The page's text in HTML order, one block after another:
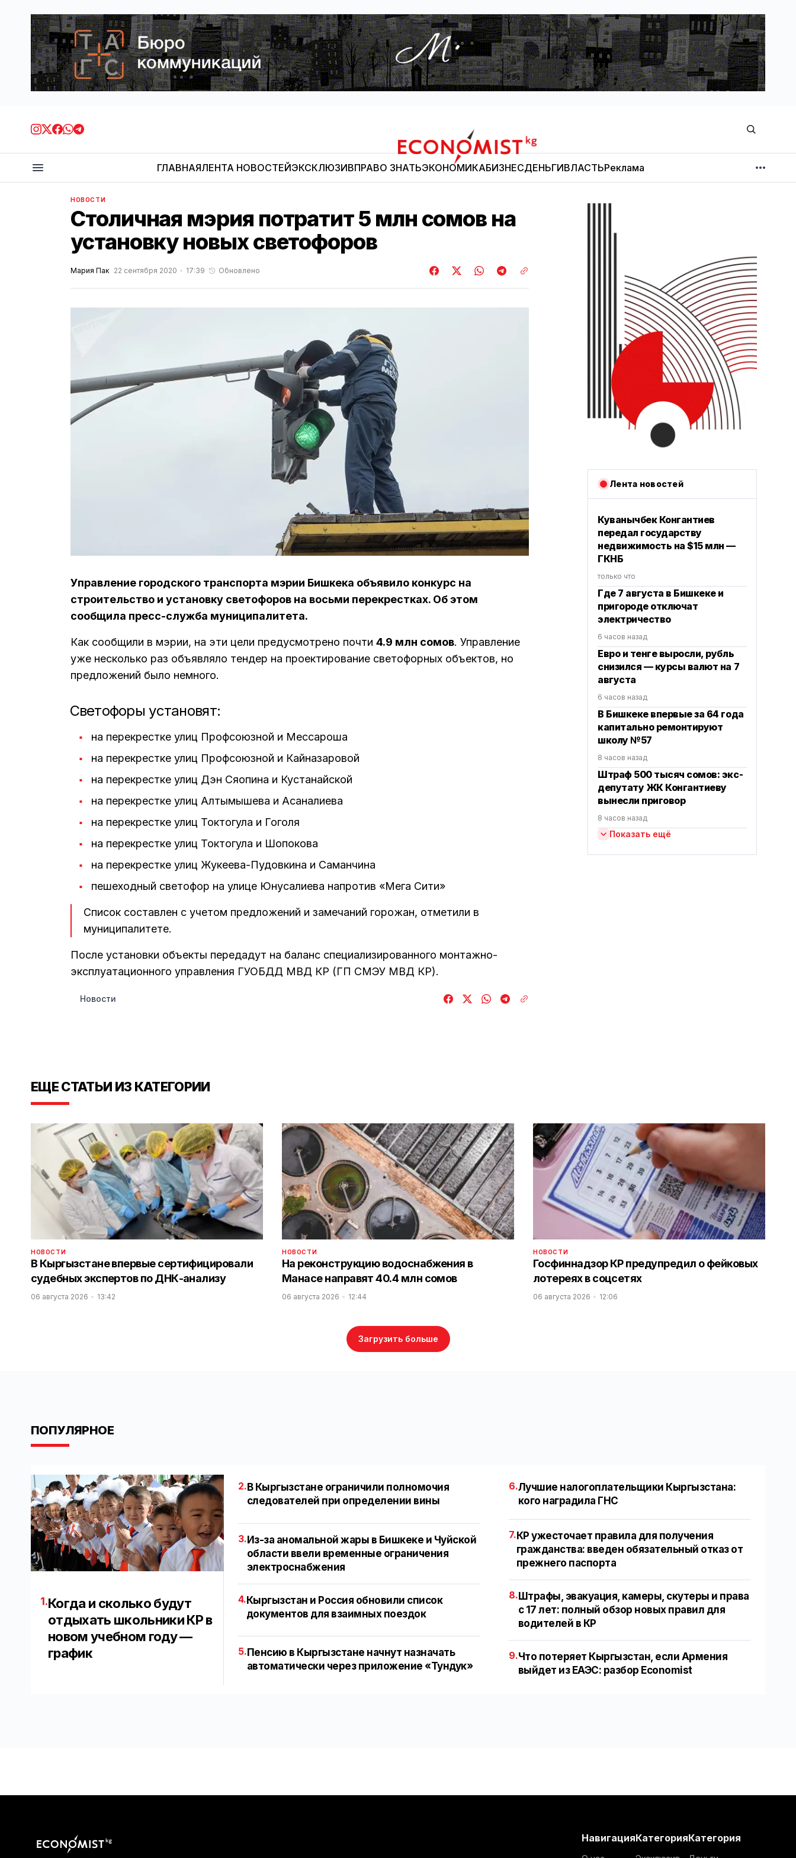
Economist.kg
ГЛАВНАЯЛЕНТА НОВОСТЕЙЭКСКЛЮЗИВПРАВО ЗНАТЬЭКОНОМИКАБИЗНЕСДЕНЬГИВЛАСТЬРеклама
МНЕНИЕ
НОВОСТИ
Столичная мэрия потратит 5 млн сомов на
установку новых светофоров
Мария Пак 22 сентября 2020 17:39 Обновлено
Управление городского транспорта мэрии Бишкека объявило конкурс на
строительство и установку светофоров на восьми перекрестках. Об этом
сообщила пресс-служба муниципалитета.
Как сообщили в мэрии, на эти цели предусмотрено почти 4.9 млн сомов. Управление
уже несколько раз объявляло тендер на проектирование светофорных объектов, но
предложений было немного.
Светофоры установят:
на перекрестке улиц Профсоюзной и Мессароша
на перекрестке улиц Профсоюзной и Кайназаровой
на перекрестке улиц Дэн Сяопина и Кустанайской
на перекрестке улиц Алтымышева и Асаналиева
на перекрестке улиц Токтогула и Гоголя
на перекрестке улиц Токтогула и Шопокова
на перекрестке улиц Жукеева-Пудовкина и Саманчина
пешеходный светофор на улице Юнусалиева напротив «Мега Сити»
Список составлен с учетом предложений и замечаний горожан, отметили в
муниципалитете.
После установки объекты передадут на баланс специализированного монтажно-
эксплуатационного управления ГУОБДД МВД КР (ГП СМЭУ МВД КР).
Новости
Лента новостей
Куванычбек Конгантиев
передал государству
недвижимость на $15 млн —
ГКНБ
только что
Где 7 августа в Бишкеке и
пригороде отключат
электричество
6 часов назад
Евро и тенге выросли, рубль
снизился — курсы валют на 7
августа
6 часов назад
В Бишкеке впервые за 64 года
капитально ремонтируют
школу №57
8 часов назад
Штраф 500 тысяч сомов: экс-
депутату ЖК Конгантиеву
вынесли приговор
8 часов назад
Показать ещё
ЕЩЕ СТАТЬИ ИЗ КАТЕГОРИИ
НОВОСТИ
В Кыргызстане впервые сертифицировали
судебных экспертов по ДНК-анализу
06 августа 2026 13:42
НОВОСТИ
На реконструкцию водоснабжения в
Манасе направят 40.4 млн сомов
06 августа 2026 12:44
НОВОСТИ
Госфиннадзор КР предупредил о фейковых
лотереях в соцсетях
06 августа 2026 12:06
Загрузить больше
ПОПУЛЯРНОЕ
1.Когда и сколько будут
отдыхать школьники КР в
новом учебном году —
график
2.В Кыргызстане ограничили полномочия
следователей при определении вины
3.Из-за аномальной жары в Бишкеке и Чуйской
области ввели временные ограничения
электроснабжения
4.Кыргызстан и Россия обновили список
документов для взаимных поездок
5. Пенсию в Кыргызстане начнут назначать
автоматически через приложение «Тундук»
6.Лучшие налогоплательщики Кыргызстана:
кого наградила ГНС
7.КР ужесточает правила для получения
гражданства: введен обязательный отказ от
прежнего паспорта
8.Штрафы, эвакуация, камеры, скутеры и права
с 17 лет: полный обзор новых правил для
водителей в КР
9.Что потеряет Кыргызстан, если Армения
выйдет из ЕАЭС: разбор Economist
НавигацияКатегорияКатегория